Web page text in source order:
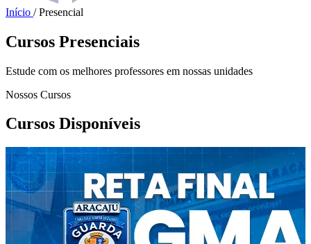
Início / Presencial
Cursos Presenciais
Estude com os melhores professores em nossas unidades
Nossos Cursos
Cursos Disponíveis